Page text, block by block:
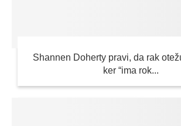
Shannen Doherty pravi, da rak
ker “ima rok...